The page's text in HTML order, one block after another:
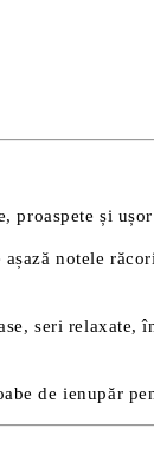
proaspete și
notele
seri relaxate,
de ienupăr